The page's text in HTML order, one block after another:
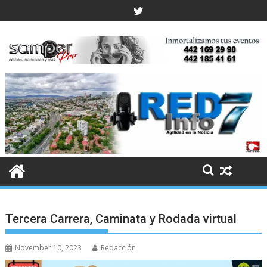
to
Tercera Carrera, Caminata y Rodada virtual
November 10, 2023 Redacción